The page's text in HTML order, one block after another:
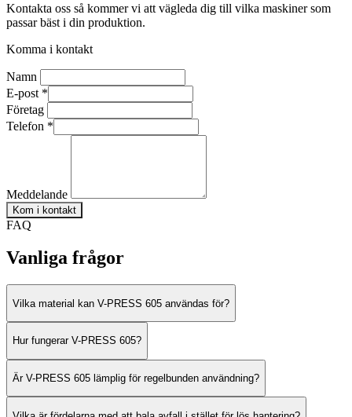
Kontakta oss så kommer vi att vägleda dig till vilka maskiner som
passar bäst i din produktion.
Komma i kontakt
Namn
E-post *
Företag
Telefon *
Meddelande
Kom i kontakt
FAQ
Vanliga frågor
Vilka material kan V-PRESS 605 användas för?
Hur fungerar V-PRESS 605?
Är V-PRESS 605 lämplig för regelbunden användning?